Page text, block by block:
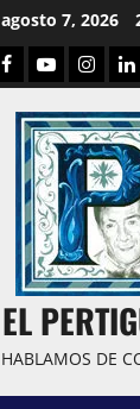
agosto 7, 2026
Facebook
Youtube
EL
HABLAMOS DE